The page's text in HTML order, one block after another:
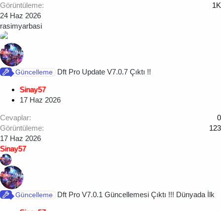
Görüntüleme
1K
24 Haz 2026
rasimyarbasi
Güncelleme Dft Pro Update V7.0.7 Çıktı !!
Sinay57
17 Haz 2026
Cevaplar
0
Görüntüleme
123
17 Haz 2026
Sinay57
Güncelleme Dft Pro V7.0.1 Güncellemesi Çıktı !!! Dünyada İlk